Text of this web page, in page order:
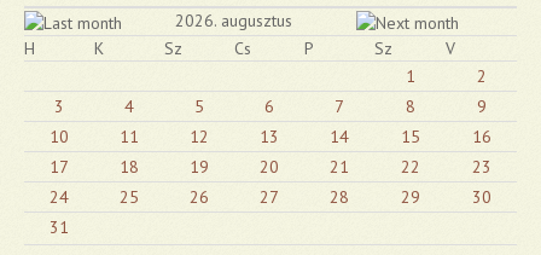
2026. augusztus
H
K Sz Cs P Sz
V
1
2
3
4 5 6 7 8
9
10
11 12 13 14 15
16
17
18 19 20 21 22
23
24
25 26 27 28 29
30
31